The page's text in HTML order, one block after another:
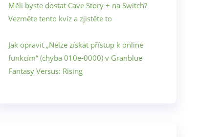
Měli byste dostat Cave Story + na Switch?
Vezměte tento kvíz a zjistěte to
Jak opravit „Nelze získat přístup k online
funkcím“ (chyba 010e-0000) v Granblue
Fantasy Versus: Rising